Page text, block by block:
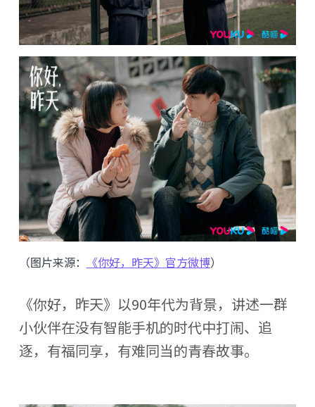
（图片来源： 《你好，昨天》官方微博）
《你好，昨天》以90年代为背景，讲述一群
小伙伴在没有智能手机的时代中打闹、追
逐，有福同享，有难同当的青春故事。